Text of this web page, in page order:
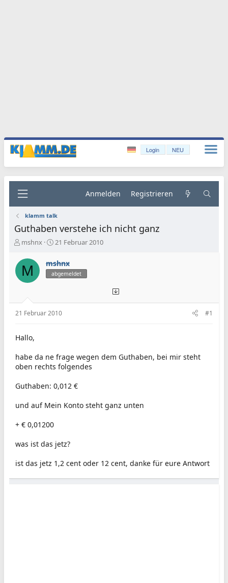
Login NEU
Anmelden Registrieren
klamm talk
Guthaben verstehe ich nicht ganz
E
s
e
e
r
mshnx
E
s
t
e
t
a
21 Februar 2010
M mshnx
abgemeldet
21 Februar 2010 #1
Hallo,
habe da ne frage wegen dem Guthaben, bei mir steht
oben rechts folgendes
Guthaben: 0,012 €
und auf Mein Konto steht ganz unten
+ € 0,01200
was ist das jetz?
ist das jetz 1,2 cent oder 12 cent, danke für eure Antwort